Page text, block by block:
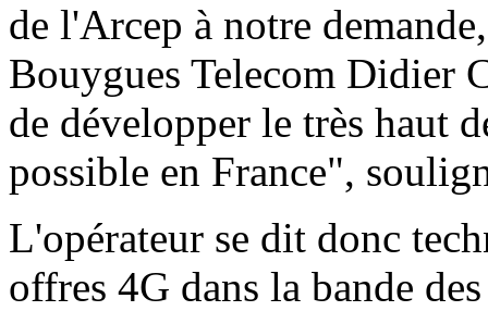
de l'Arcep à notre
Bouygues Telecom Didier
de développer le très haut
possible en France",
L'opérateur se dit donc
offres 4G dans la bande